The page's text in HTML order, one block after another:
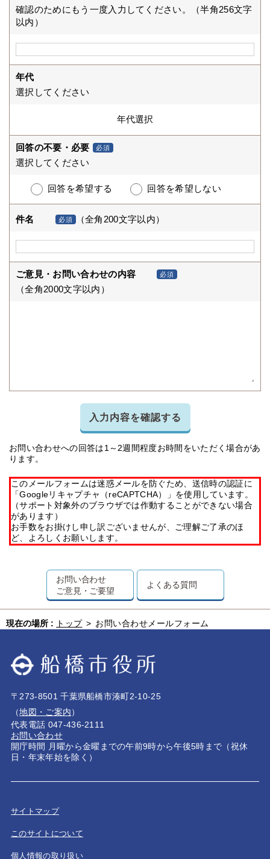
確認のためにもう一度入力してください。（半角256文字
以内）
年代
選択してください
回答の不要・必要 必須
選択してください
回答を希望する 回答を希望しない
件名 必須 （全角200文字以内）
ご意見・お問い合わせの内容 必須
（全角2000文字以内）
入力内容を確認する
お問い合わせへの回答は1～2週間程度お時間をいただく場合があ
ります。
このメールフォームは迷惑メールを防ぐため、送信時の認証に
「Googleリキャプチャ（reCAPTCHA）」を使用しています。
（サポート対象外のブラウザでは作動することができない場合
があります）
お手数をお掛けし申し訳ございませんが、ご理解ご了承のほ
ど、よろしくお願いします。
お問い合わせ
ご意見・ご要望
よくある質問
現在の場所 : トップ > お問い合わせメールフォーム
〒273-8501 千葉県船橋市湊町2-10-25
（地図・ご案内）
代表電話 047-436-2111
お問い合わせ
開庁時間 月曜から金曜までの午前9時から午後5時まで（祝休
日・年末年始を除く）
サイトマップ
このサイトについて
個人情報の取り扱い